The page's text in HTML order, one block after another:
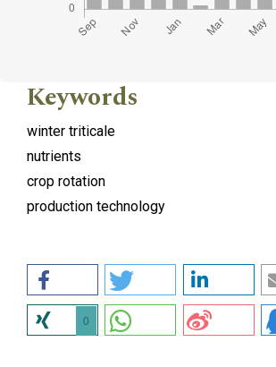
Keywords
winter triticale
nutrients
crop rotation
production technology
0